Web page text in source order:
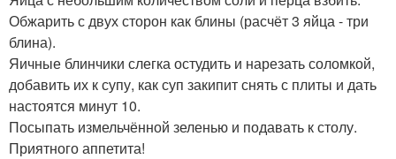
Обжарить с двух сторон как блины (расчёт 3 яйца - три
блина).
Яичные блинчики слегка остудить и нарезать соломкой,
добавить их к супу, как суп закипит снять с плиты и дать
настоятся минут 10.
Посыпать измельчённой зеленью и подавать к столу.
Приятного аппетита!